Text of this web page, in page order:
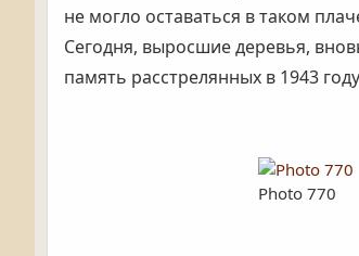
не могло оставаться в таком
Сегодня, выросшие деревья,
память расстрелянных в 1943
Photo 770